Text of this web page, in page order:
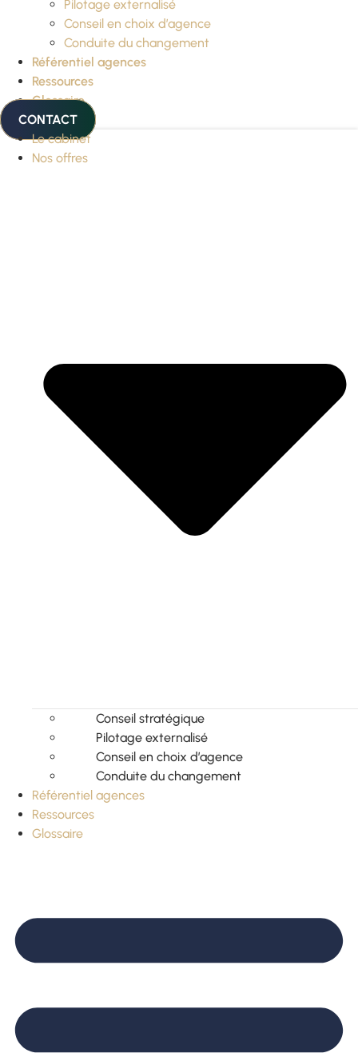
Pilotage externalisé
Conseil en choix d’agence
Conduite du changement
Référentiel agences
Ressources
Glossaire
CONTACT
Le cabinet
Nos offres
Conseil stratégique
Pilotage externalisé
Conseil en choix d’agence
Conduite du changement
Référentiel agences
Ressources
Glossaire